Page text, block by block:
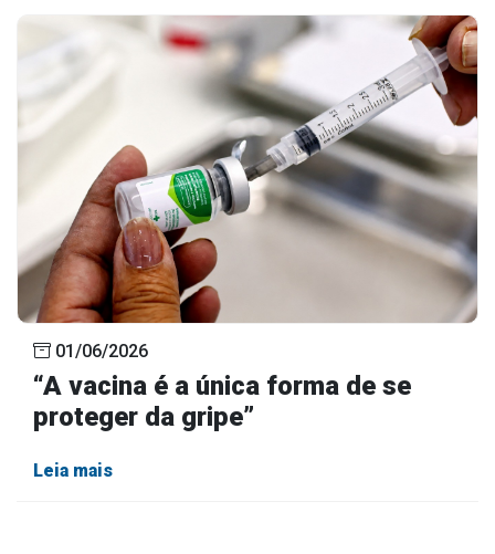
01/06/2026
“A vacina é a única forma de se
proteger da gripe”
Leia mais